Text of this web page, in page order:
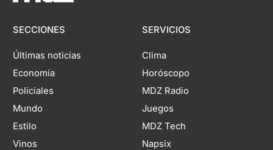
SECCIONES
Últimas noticias
Economía
Policiales
Mundo
Estilo
Vinos
SERVICIOS
Clima
Horóscopo
MDZ Radio
Juegos
MDZ Tech
Napsix